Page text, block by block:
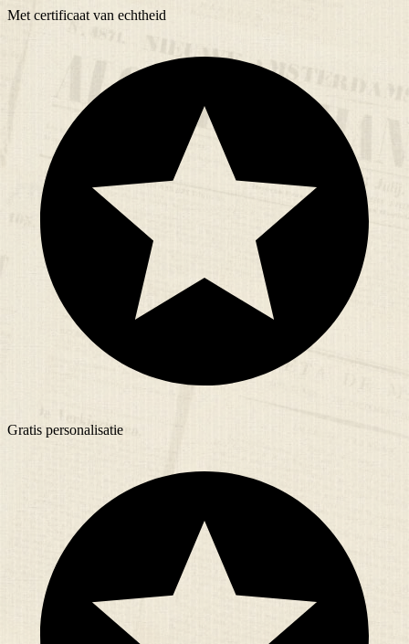
Met certificaat van echtheid
Gratis personalisatie